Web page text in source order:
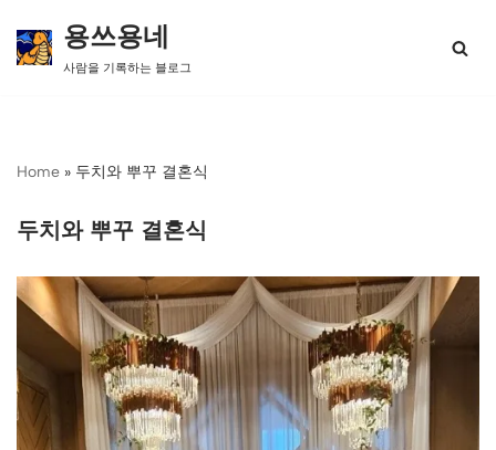
콘
너
용쓰용네
사람을 기록하는 블로그
Home » 두치와 뿌꾸 결혼식
두치와 뿌꾸 결혼식